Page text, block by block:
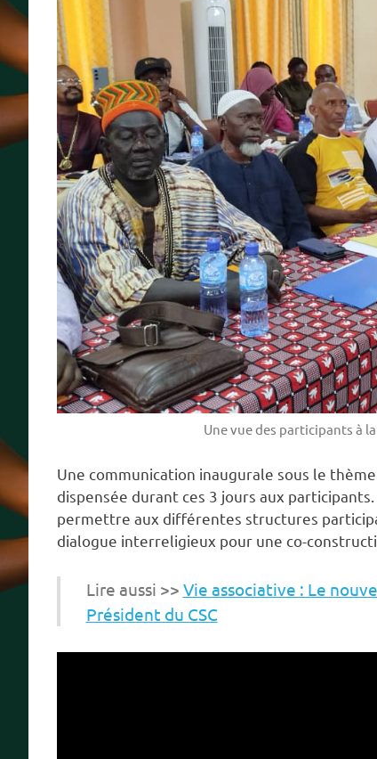
Une vue des participants à
Une communication inaugurale sous le
dispensée durant ces 3 jours aux
permettre aux différentes structures
dialogue interreligieux pour une co-
Lire aussi >> Vie associative : Le
Président du CSC